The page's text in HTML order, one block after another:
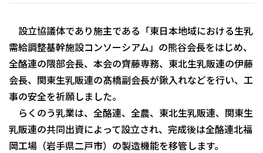
設立協議体であり施主である「東日本地域における生乳
需給調整基幹施設コンソーシアム」の熊谷会長をはじめ、
全酪連の隈部会長、本会の齊藤専務、東北生乳販連の伊藤
会長、関東生乳販連の髙橋副会長が鍬入れなどを行い、工
事の安全を祈願しました。
らくのう乳業は、全酪連、全農、東北生乳販連、関東生
乳販連の共同出資によって設立され、完成後は全酪連北福
岡工場（岩手県二戸市）の製造機能を移管します。